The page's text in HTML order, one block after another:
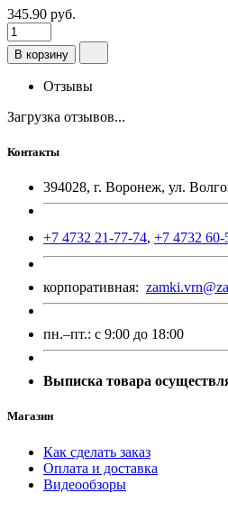
345.90 руб.
В корзину
Отзывы
Загрузка отзывов...
Контакты
394028, г. Воронеж, ул.
+7 4732 21-77-74, +7 4732 60-
корпоративная:
пн.–пт.: с 9:00 до 18:00
Выписка товара
Магазин
Как сделать заказ
Оплата и доставка
Видеообзоры